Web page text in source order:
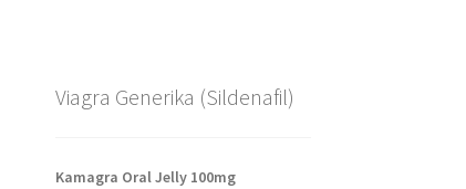
Viagra Generika (Sildenafil)
Kamagra Oral Jelly 100mg